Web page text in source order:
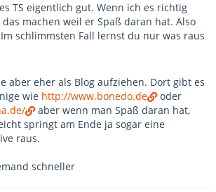
TS eigentlich gut. Wenn ich es richtig
machen weil er Spaß daran hat. Also
Im schlimmsten Fall lernst du nur was raus
aber eher als Blog aufziehen. Dort gibt es
wie http://www.bonedo.de
oder
aber wenn man Spaß daran hat,
springt am Ende ja sogar eine
raus.
schneller